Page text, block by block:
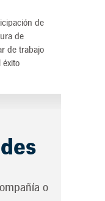
de
de
de trabajo
éxito
o